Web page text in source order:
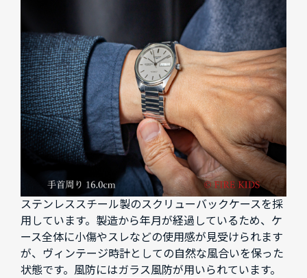
ステンレススチール製のスクリューバックケースを採
用しています。製造から年月が経過しているため、ケ
ース全体に小傷やスレなどの使用感が見受けられます
が、ヴィンテージ時計としての自然な風合いを保った
状態です。風防にはガラス風防が用いられています。